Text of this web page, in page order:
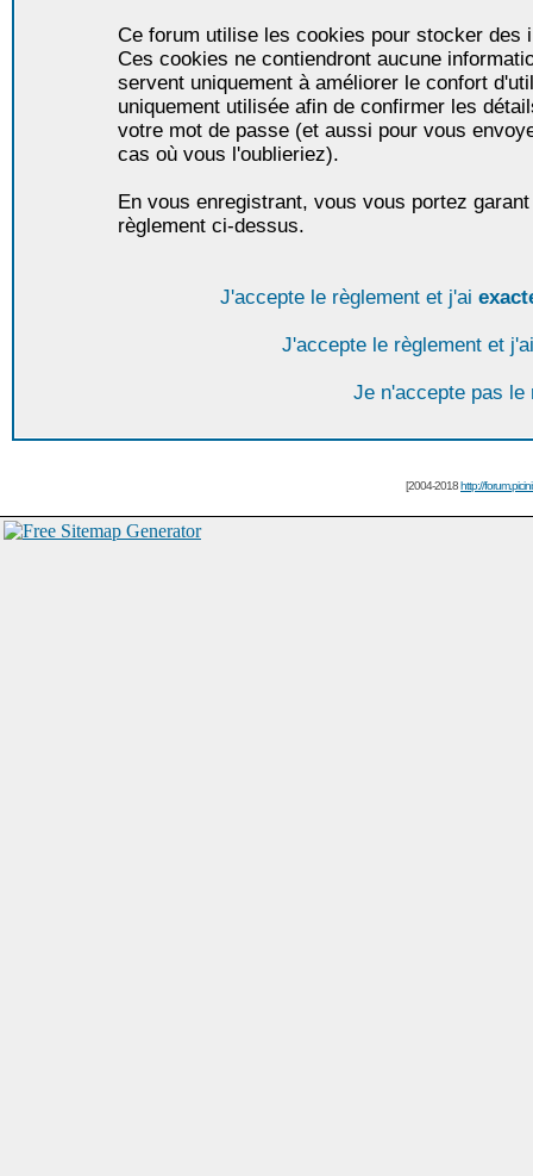
Ce forum utilise les cookies pour stocker des
Ces cookies ne contiendront aucune
servent uniquement à améliorer le confort
uniquement utilisée afin de confirmer les
votre mot de passe (et aussi pour vous
cas où vous l'oublieriez).
En vous enregistrant, vous vous portez
règlement ci-dessus.
J'accepte le règlement et j'ai
J'accepte le règlement et
Je n'accepte pas le
[2004-2018http://